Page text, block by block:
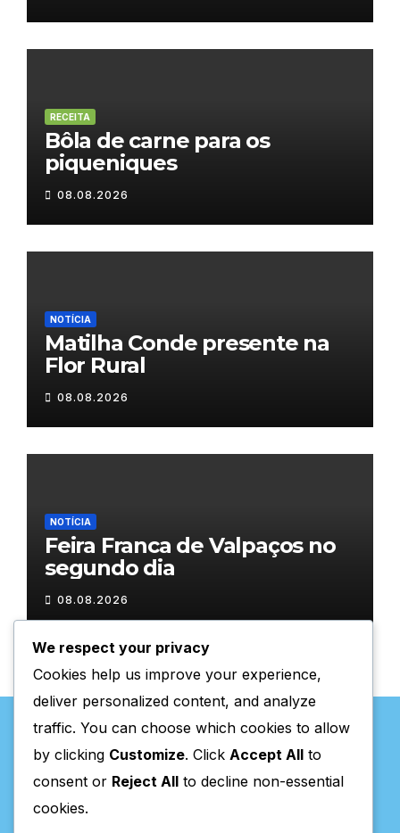
RECEITA
Bôla de carne para os
piqueniques
08.08.2026
NOTÍCIA
Matilha Conde presente na
Flor Rural
08.08.2026
NOTÍCIA
Feira Franca de Valpaços no
segundo dia
08.08.2026
Valpaços Online
We respect your privacy
Cookies help us improve your experience,
deliver personalized content, and analyze
traffic. You can choose which cookies to allow
by clicking Customize. Click Accept All to
consent or Reject All to decline non-essential
cookies.